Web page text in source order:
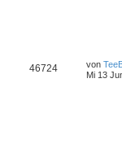
46724 von
Mi 13